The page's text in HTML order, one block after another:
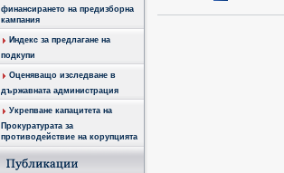
финансирането на предизборна
кампания
Индекс за предлагане на
подкупи
Оценяващо изследване в
държавната администрация
Укрепване капацитета на
Прокуратурата за
противодействие на корупцията